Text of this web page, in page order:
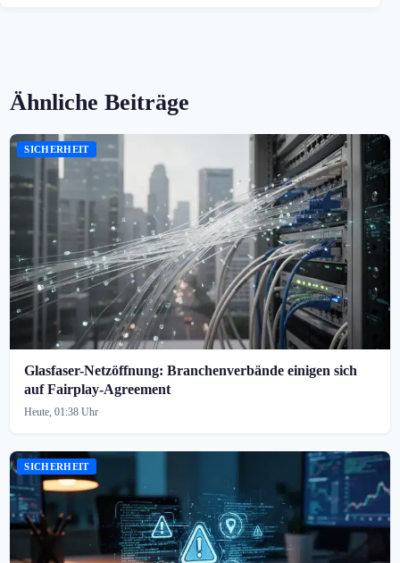
Ähnliche Beiträge
SICHERHEIT
Glasfaser-Netzöffnung: Branchenverbände einigen sich
auf Fairplay-Agreement
Heute, 01:38 Uhr
SICHERHEIT